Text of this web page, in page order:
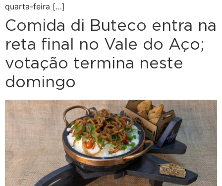
quarta-feira […]
Comida di Buteco entra na
reta final no Vale do Aço;
votação termina neste
domingo